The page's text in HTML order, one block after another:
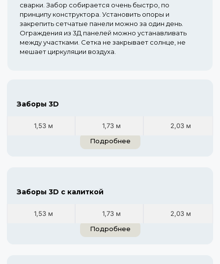
сварки. Забор собирается очень быстро, по
принципу конструктора. Установить опоры и
закрепить сетчатые панели можно за один день.
Ограждения из 3Д панелей можно устанавливать
между участками. Сетка не закрывает солнце, не
мешает циркуляции воздуха.
Заборы 3D
1,53 м 1,73 м
2,03 м
Подробнее
Заборы 3D с калиткой
1,53 м 1,73 м
2,03 м
Подробнее